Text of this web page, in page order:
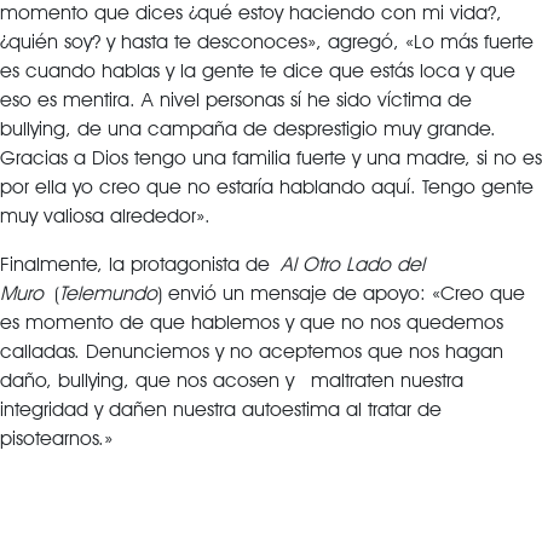
momento que dices ¿qué estoy haciendo con mi vida?,
¿quién soy? y hasta te desconoces», agregó, «Lo más fuerte
es cuando hablas y la gente te dice que estás loca y que
eso es mentira. A nivel personas sí he sido víctima de
bullying, de una campaña de desprestigio muy grande.
Gracias a Dios tengo una familia fuerte y una madre, si no es
por ella yo creo que no estaría hablando aquí. Tengo gente
muy valiosa alrededor».
Finalmente, la protagonista deAl Otro Lado del
Muro(Telemundo) envió un mensaje de apoyo: «Creo que
es momento de que hablemos y que no nos quedemos
calladas. Denunciemos y no aceptemos que nos hagan
daño, bullying, que nos acosen y maltraten nuestra
integridad y dañen nuestra autoestima al tratar de
pisotearnos.»